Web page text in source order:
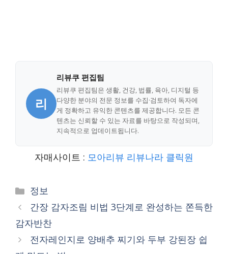
리
리뷰쿠 편집팀
리뷰쿠 편집팀은 생활, 건강, 법률, 육아, 디지털 등
다양한 분야의 전문 정보를 수집·검토하여 독자에
게 정확하고 유익한 콘텐츠를 제공합니다. 모든 콘
텐츠는 신뢰할 수 있는 자료를 바탕으로 작성되며,
지속적으로 업데이트됩니다.
자매사이트 : 모아리뷰 리뷰나라 클릭원
Categories
정보
간장 감자조림 비법 3단계로 완성하는 쫀득한
감자반찬
전자레인지로 양배추 찌기와 두부 강된장 쉽